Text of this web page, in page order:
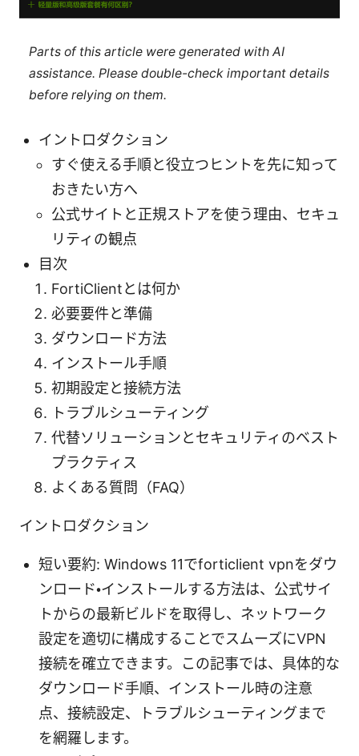
Parts of this article were generated with AI
assistance. Please double-check important details
before relying on them.
イントロダクション
すぐ使える手順と役立つヒントを先に知って
おきたい方へ
公式サイトと正規ストアを使う理由、セキュ
リティの観点
目次
FortiClientとは何か
必要要件と準備
ダウンロード方法
インストール手順
初期設定と接続方法
トラブルシューティング
代替ソリューションとセキュリティのベスト
プラクティス
よくある質問（FAQ）
イントロダクション
短い要約: Windows 11でforticlient vpnをダウ
ンロード・インストールする方法は、公式サイ
トからの最新ビルドを取得し、ネットワーク
設定を適切に構成することでスムーズにVPN
接続を確立できます。この記事では、具体的な
ダウンロード手順、インストール時の注意
点、接続設定、トラブルシューティングまで
を網羅します。